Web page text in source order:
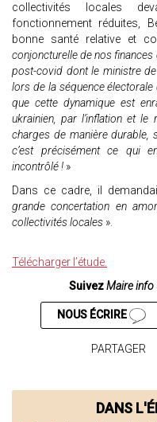
collectivités locales
fonctionnement réduites,
bonne santé relative et
conjoncturelle de nos
post-covid dont le ministre de
lors de la séquence électorale
que cette dynamique est
ukrainien, par l’inflation et
charges de manière durable,
c’est précisément ce qui
incontrôlé ! »
Dans ce cadre, il
grande concertation en
collectivités locales ».
Télécharger l’étude.
SuivezMaire info
NOUS ÉCRIRE
PARTAGER
DANS